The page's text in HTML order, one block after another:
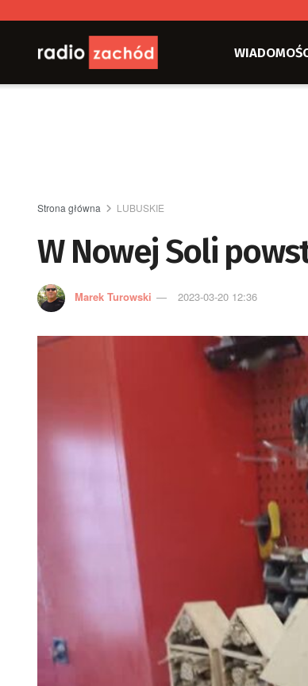
Strona główna LUBUSKIE
W Nowej Soli
Marek Turowski 2023-03-20 12:36